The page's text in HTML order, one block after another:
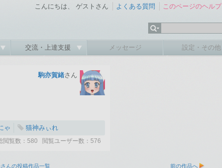
こんにちは、 ゲストさん よくある質問 このページのヘルプ
交流・上達支援 メッセージ 設定・その他
駒亦賀緒さん
ゃ 猫神みぃれ
覧数：580 閲覧ユーザー数：576
んの投稿作品一覧 前の作品へ